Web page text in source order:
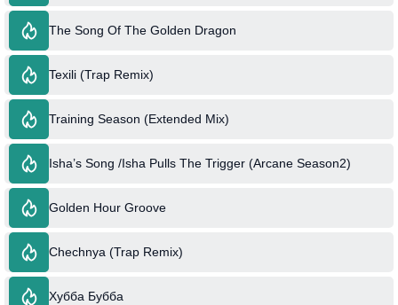
The Song Of The Golden Dragon
Texili (Trap Remix)
Training Season (Extended Mix)
Isha’s Song /Isha Pulls The Trigger (Arcane Season2)
Golden Hour Groove
Chechnya (Trap Remix)
Хубба Бубба